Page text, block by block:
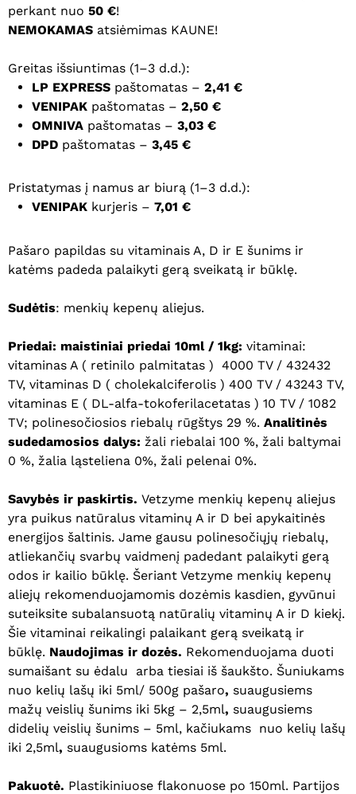
Krepšelyje nėra produktų.
Eiti Į Parduotuvę
perkant nuo 50 €!
NEMOKAMAS atsiėmimas KAUNE!
Greitas išsiuntimas (1–3 d.d.):
LP EXPRESS paštomatas – 2,41 €
VENIPAK paštomatas – 2,50 €
OMNIVA paštomatas – 3,03 €
DPD paštomatas – 3,45 €
Pristatymas į namus ar biurą (1–3 d.d.):
VENIPAK kurjeris – 7,01 €
Pašaro papildas su vitaminais A, D ir E šunims ir
katėms padeda palaikyti gerą sveikatą ir būklę.
Sudėtis: menkių kepenų aliejus.
Priedai: maistiniai priedai 10ml / 1kg: vitaminai:
vitaminas A ( retinilo palmitatas ) 4000 TV / 432432
TV, vitaminas D ( cholekalciferolis ) 400 TV / 43243 TV,
vitaminas E ( DL-alfa-tokoferilacetatas ) 10 TV / 1082
TV; polinesočiosios riebalų rūgštys 29 %. Analitinės
sudedamosios dalys: žali riebalai 100 %, žali baltymai
0 %, žalia ląsteliena 0%, žali pelenai 0%.
Savybės ir paskirtis. Vetzyme menkių kepenų aliejus
yra puikus natūralus vitaminų A ir D bei apykaitinės
energijos šaltinis. Jame gausu polinesočiųjų riebalų,
atliekančių svarbų vaidmenį padedant palaikyti gerą
odos ir kailio būklę. Šeriant Vetzyme menkių kepenų
aliejų rekomenduojamomis dozėmis kasdien, gyvūnui
suteiksite subalansuotą natūralių vitaminų A ir D kiekį.
Šie vitaminai reikalingi palaikant gerą sveikatą ir
būklę. Naudojimas ir dozės. Rekomenduojama duoti
sumaišant su ėdalu arba tiesiai iš šaukšto. Šuniukams
nuo kelių lašų iki 5ml/ 500g pašaro, suaugusiems
mažų veislių šunims iki 5kg – 2,5ml, suaugusiems
didelių veislių šunims – 5ml, kačiukams nuo kelių lašų
iki 2,5ml, suaugusioms katėms 5ml.
Pakuotė. Plastikiniuose flakonuose po 150ml. Partijos